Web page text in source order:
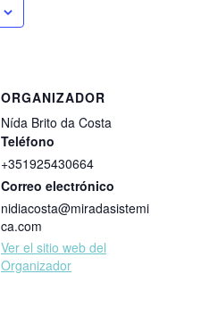
ORGANIZADOR
Nída Brito da Costa
Teléfono
+351925430664
Correo electrónico
nidiacosta@miradasistemi
ca.com
Ver el sitio web del
Organizador